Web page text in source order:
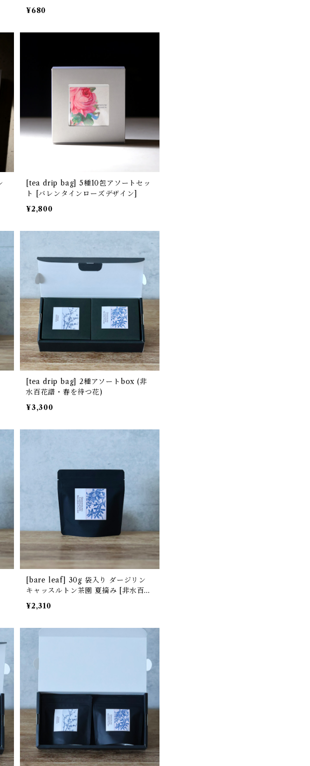
[通常パッケージ]
¥680
[tea drip bag] 5種10包アソートセッ
ト [バレンタインローズデザイン]
¥2,800
[tea drip bag] 2種アソートbox (非
水百花譜・春を待つ花)
¥3,300
[bare leaf] 30g 袋入り ダージリン
キャッスルトン茶園 夏摘み [非水百花
譜デザイン]
¥2,310